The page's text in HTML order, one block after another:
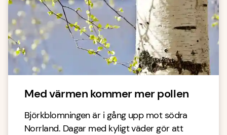
Med värmen kommer mer pollen
Björkblomningen är i gång upp mot södra
Norrland. Dagar med kyligt väder gör att